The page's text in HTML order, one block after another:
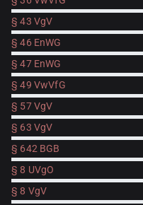
§ 43 VgV
§ 46 EnWG
§ 47 EnWG
§ 49 VwVfG
§ 57 VgV
§ 63 VgV
§ 642 BGB
§ 8 UVgO
§ 8 VgV